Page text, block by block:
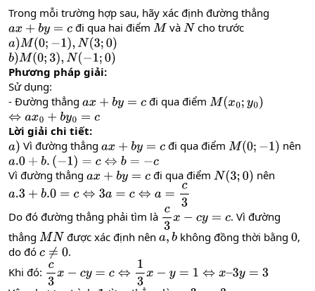
Trong mỗi trường hợp sau, hãy xác định đường thẳng
ax+ by =c đi qua hai điểmM vàN cho trước
a)M(0;−1),N(3 ;0)
b)M(0;3 ),N( −1;0)
Phương pháp giải:
Sử dụng:
- Đường thẳng ax+ by =c đi qua điểm M(x0;y0)
⇔a x0+by0=c
Lời giải chi tiết:
a) Vì đường thẳng ax+ by =c đi qua điểm M(0;− 1)
nên
a.0+b. (−1) =c⇔ b= −c
Vì đường thẳng ax+ by =c đi qua điểm N(3;0 )
nên
a.3+b.0=c ⇔3 a=c⇔a= c3
Do đó đường thẳng phải tìm là c3x− cy =c
. Vì đường
thẳng MN được xác định nêna,b không đồng thời bằng 0,
do đó c≠0
.
Khi đó: c3x− cy =c⇔1 3x−y =1⇔ x– 3y =3